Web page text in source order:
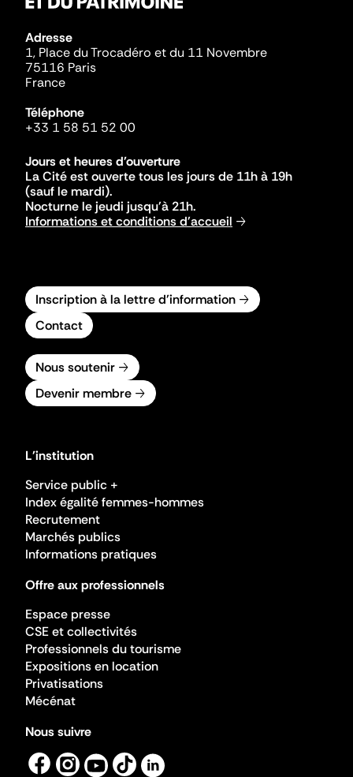
Adresse
1, Place du Trocadéro et du 11 Novembre
75116 Paris
France
Téléphone
+33 1 58 51 52 00
Jours et heures d'ouverture
La Cité est ouverte tous les jours de 11h à 19h
(sauf le mardi).
Nocturne le jeudi jusqu'à 21h.
Informations et conditions d'accueil
Inscription à la lettre d'information
Contact
Nous soutenir
Devenir membre
L'institution
Service public +
Index égalité femmes-hommes
Recrutement
Marchés publics
Informations pratiques
Offre aux professionnels
Espace presse
CSE et collectivités
Professionnels du tourisme
Expositions en location
Privatisations
Mécénat
Nous suivre